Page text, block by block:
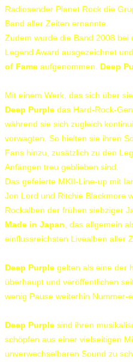
Radiosender Planet Rock die
Band aller Zeiten ernannte.
Zudem wurde die Band 2008 bei
Legend Award ausgezeichnet
of Fame aufgenommen. Deep
Mit einem Werk, das sich über
Deep Purple das Hard-Rock-
während sie sich zugleich
vorwagten. So hielten sie ihren
Fans hinzu, zusätzlich zu den
Anfängen treu geblieben sind.
Das gefeierte MKII-Line-up mit
Jon Lord und Ritchie Blackmore
Rockalben der frühen siebziger
Made in Japan , das allgemein
einflussreichsten Livealben aller
Deep Purple gelten als eine der
überhaupt und veröffentlichen
wenig Pause weiterhin Nummer-
Deep Purple sind ihren
schöpfen aus einer vielseitigen
unverwechselbaren Sound zu